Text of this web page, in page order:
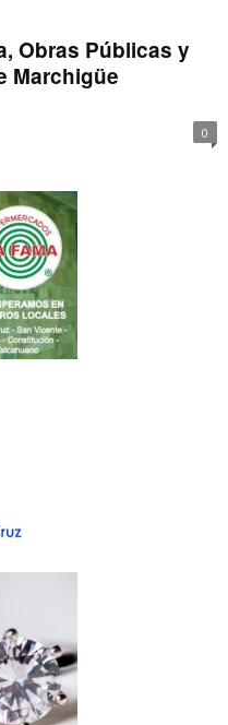
Obras Públicas y
Marchigüe
0